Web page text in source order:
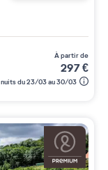
à partir de
297€
nuits du 23/03 au 30/03